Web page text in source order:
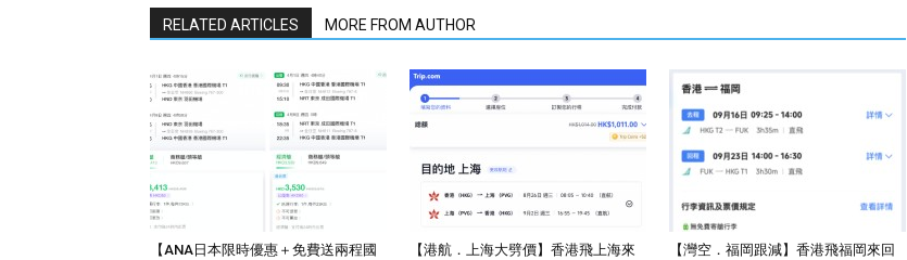
RELATED ARTICLES MORE FROM AUTHOR
【ANA日本限時優惠＋免費送兩程國
【港航．上海大劈價】香港飛上海來
【灣空．福岡跟減】香港飛福岡來回